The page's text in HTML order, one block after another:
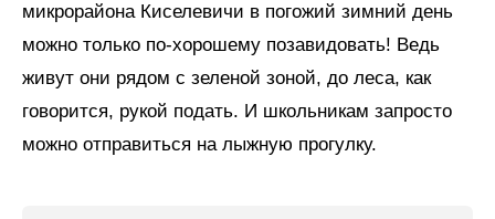
микрорайона Киселевичи в погожий зимний день
можно только по-хорошему позавидовать! Ведь
живут они рядом с зеленой зоной, до леса, как
говорится, рукой подать. И школьникам запросто
можно отправиться на лыжную прогулку.